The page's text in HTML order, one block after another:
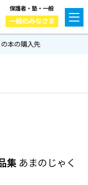
保護者・塾・一般
一般のみなさま
の本の購入先
集 あまのじゃく